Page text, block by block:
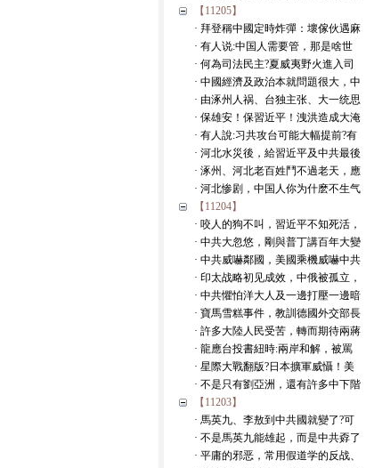
【11205】
· 拜登稱中國定時炸彈：壞傢伙遇麻
· 有人说:中国人需要管，那是啥世
· 何為司法民主?夏威夷野火進入司
· 中國經濟及政治本就問題很大，中
· 由涿州人祸、台独主张、大一统思
· 保雄安！保習近平！洩洪造成大淹
· 有人說:习共攻台可能大幅提前?有
· 河北水災後，給習近平及中共最後
· 涿州、河北老百姓鬥不過老天，應
· 河北惨剧，中国人你为什麽不生气
【11204】
· 咬人的狗不叫，習近平不知死活，
· 中共大忽悠，剛與普丁講百年大變
· 中共威嚇鄰國，美國乘機威嚇中共
· 印太战略初见成效，中俄被孤立，
· 中共懼怕洋大人及一邊打壓一邊暗
· 寶馬雪糕事件，教訓德國外交部長
· 許多大陸人民受苦，轉而期待兩蔣
· 龍應台投書紐時:兩岸和解，被罵
· 星際大戰翻版?日本擴軍威懾！美
· 不是只有劉亞洲，還有許多中下階
【11203】
· 馬英九、李敖到中共國就變了?可
· 不是馬英九能雄起，而是中共孬了
· 平庸的邪恶，常用假道学的反战、